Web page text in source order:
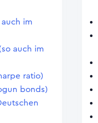
im
auch im
ratio)
bonds)